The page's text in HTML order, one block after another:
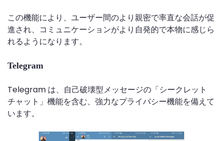
この機能により、ユーザー間のより親密で率直な会話が促
進され、コミュニケーションがより自発的で本物に感じら
れるようになります。
Telegram
Telegram は、自己破壊型メッセージの「シークレット
チャット」機能を含む、強力なプライバシー機能を備えて
います。